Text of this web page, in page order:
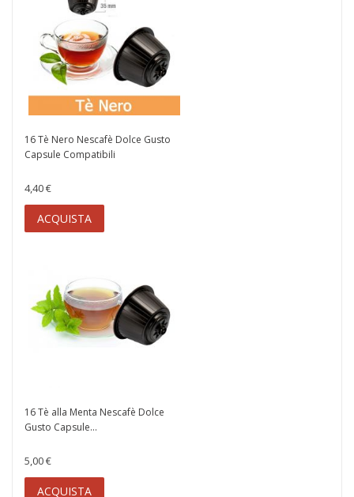
16 Tè Nero Nescafè Dolce Gusto
Capsule Compatibili
4,40 €
ACQUISTA
16 Tè alla Menta Nescafè Dolce
Gusto Capsule...
5,00 €
ACQUISTA